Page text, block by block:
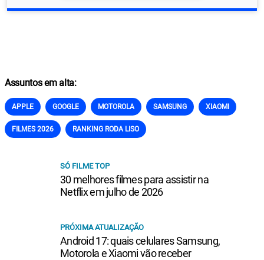
Assuntos em alta:
APPLE GOOGLE MOTOROLA SAMSUNG XIAOMI
FILMES 2026 RANKING RODA LISO
SÓ FILME TOP
30 melhores filmes para assistir na
Netflix em julho de 2026
PRÓXIMA ATUALIZAÇÃO
Android 17: quais celulares Samsung,
Motorola e Xiaomi vão receber